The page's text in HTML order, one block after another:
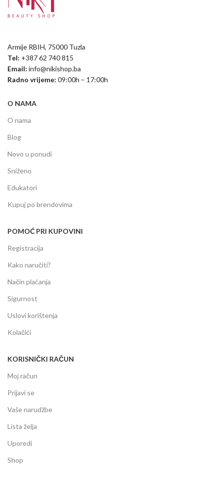
Armije RBIH, 75000 Tuzla
Tel: +387 62 740 815
Email: info@nikishop.ba
Radno vrijeme: 09:00h – 17:00h
O NAMA
O nama
Blog
Novo u ponudi
Sniženo
Edukatori
Kupuj po brendovima
POMOĆ PRI KUPOVINI
Registracija
Kako naručiti?
Način plaćanja
Sigurnost
Uslovi korištenja
Kolačići
KORISNIČKI RAČUN
Moj račun
Prijavi se
Vaše narudžbe
Lista želja
Uporedi
Shop